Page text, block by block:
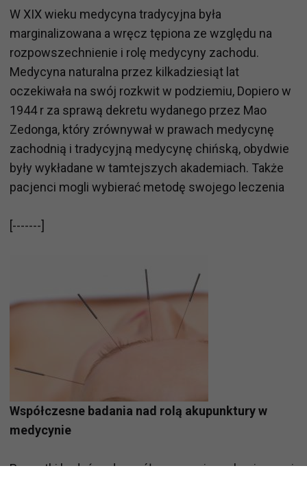
W XIX wieku medycyna tradycyjna była
marginalizowana a wręcz tępiona ze względu na
rozpowszechnienie i rolę medycyny zachodu.
Medycyna naturalna przez kilkadziesiąt lat
oczekiwała na swój rozkwit w podziemiu, Dopiero w
1944 r za sprawą dekretu wydanego przez Mao
Zedonga, który zrównywał w prawach medycynę
zachodnią i tradycyjną medycynę chińską, obydwie
były wykładane w tamtejszych akademiach. Także
pacjenci mogli wybierać metodę swojego leczenia
[-------]
Współczesne badania nad rolą akupunktury w
medycynie
Początki badań nad współczesnymi mechanizmami